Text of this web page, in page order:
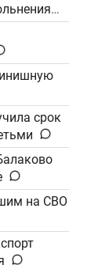
срок
на СВО